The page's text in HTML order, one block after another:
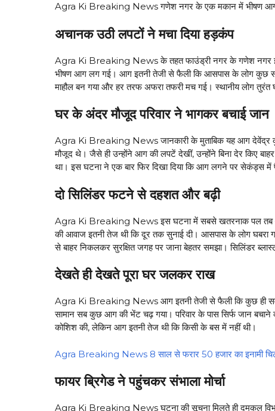
Agra Ki Breaking News गणेश नगर के एक मकान में भीषण आग
अचानक उठी लपटों ने मचा दिया हड़कंप
Agra Ki Breaking News के तहत फाउंड्री नगर के गणेश नगर
भीषण आग लग गई। आग इतनी तेजी से फैली कि आसपास के लोग कुछ
माहौल बन गया और हर तरफ अफरा तफरी मच गई। स्थानीय लोग
घर के अंदर मौजूद परिवार ने भागकर बचाई जान
Agra Ki Breaking News जानकारी के मुताबिक यह आग देवेंद्र
मौजूद थे। जैसे ही उन्होंने आग की लपटें देखीं, उन्होंने बिना देर किए
था। इस घटना ने एक बार फिर दिखा दिया कि आग लगने पर सेकंड्स में
दो सिलिंडर फटने से दहशत और बढ़ी
Agra Ki Breaking News इस घटना में सबसे खतरनाक पल तब
की आवाज इतनी तेज थी कि दूर तक सुनाई दी। आसपास के लोग
से बाहर निकलकर सुरक्षित जगह पर जाना बेहतर समझा। सिलिंडर
देखते ही देखते पूरा घर जलकर राख
Agra Ki Breaking News आग इतनी तेजी से फैली कि कुछ ही समय
सामान सब कुछ आग की भेंट चढ़ गया। परिवार के पास सिर्फ जान बचाने
कोशिश की, लेकिन आग इतनी तेज थी कि किसी के बस में नहीं थी।
Agra Breaking News 8 साल से फरार 50 हजार का इनामी
फायर ब्रिगेड ने पहुंचकर संभाला मोर्चा
Agra Ki Breaking News घटना की सूचना मिलते ही दमकल